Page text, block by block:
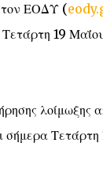
τον ΕΟΔΥ (
19
σήμερα